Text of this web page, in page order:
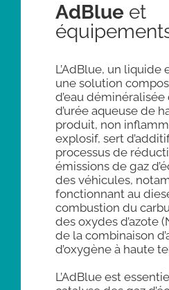
AdBlueet
L’AdBlue, un liquide
une solution
d’eau déminéralisée
d’urée aqueuse de
produit, non
explosif, sert
processus de
émissions de gaz
des véhicules,
fonctionnant au
combustion du
des oxydes d’azote
de la combinaison
d’oxygène à haute
L’AdBlue est